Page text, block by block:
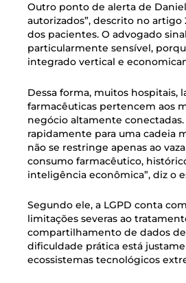
Outro ponto de alerta de
autorizados”, descrito no artigo
dos pacientes. O advogado
particularmente sensível,
integrado vertical e
Dessa forma, muitos hospitais,
farmacêuticas pertencem aos
negócio altamente conectadas.
rapidamente para uma cadeia
não se restringe apenas ao
consumo farmacêutico,
inteligência econômica”, diz o
Segundo ele, a LGPD conta
limitações severas ao
compartilhamento de dados
dificuldade prática está
ecossistemas tecnológicos